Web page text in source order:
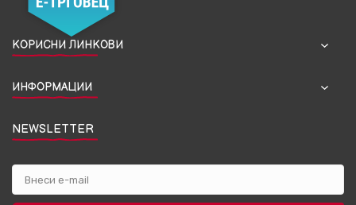
КОРИСНИ ЛИНКОВИ
ИНФОРМАЦИИ
NEWSLETTER